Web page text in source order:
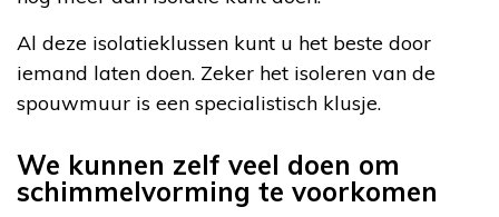
Al deze isolatieklussen kunt u het beste door
iemand laten doen. Zeker het isoleren van de
spouwmuur is een specialistisch klusje.
We kunnen zelf veel doen om
schimmelvorming te voorkomen